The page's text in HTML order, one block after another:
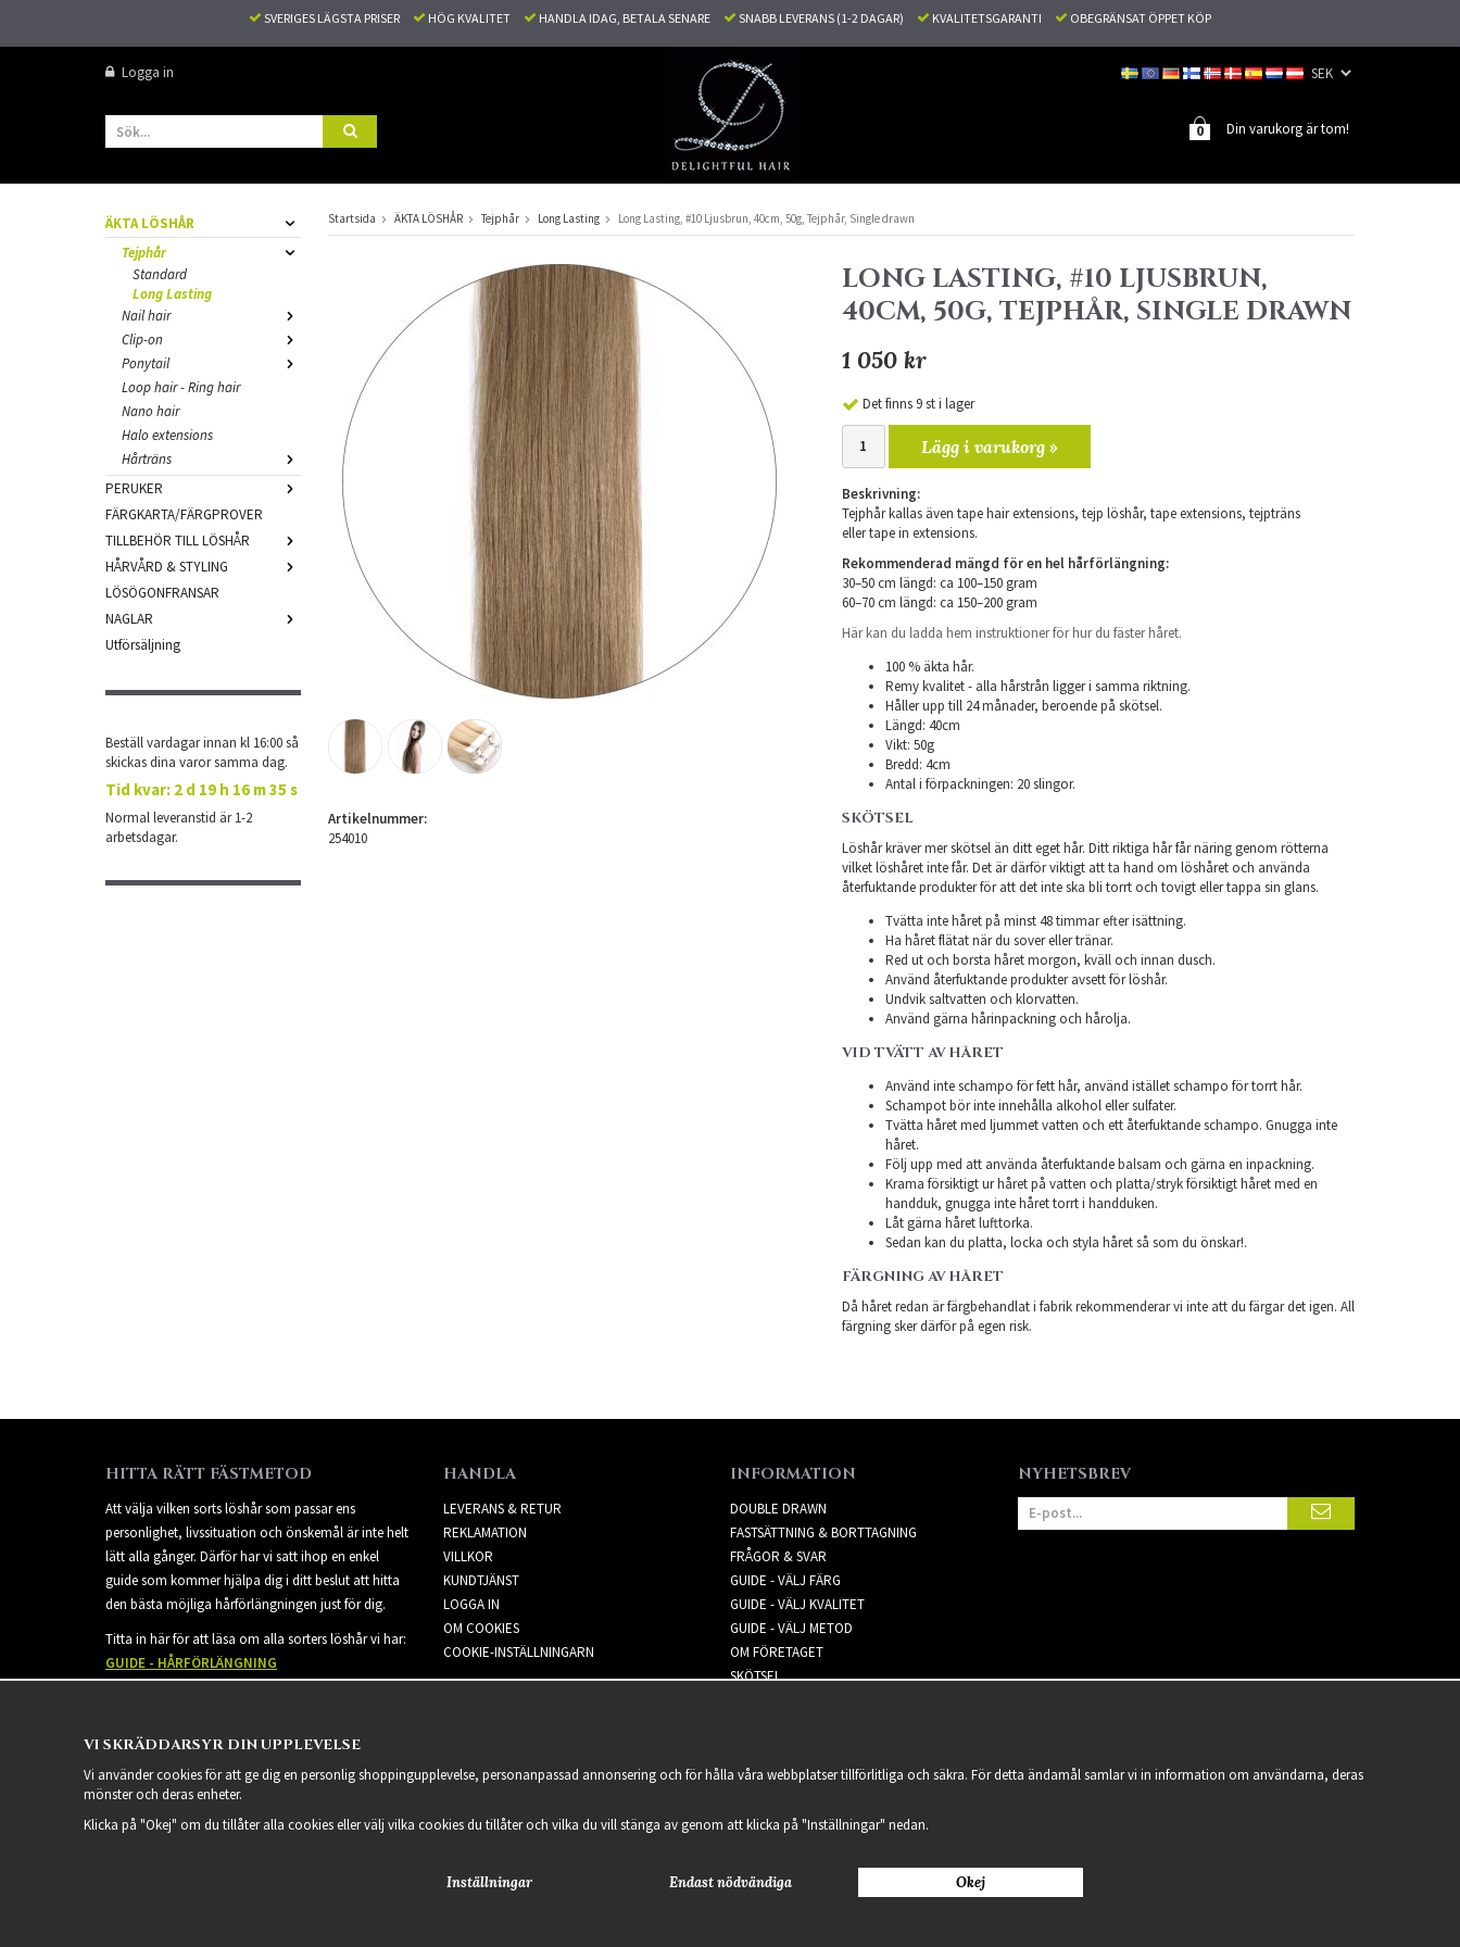
SVERIGES LÄGSTA PRISER HÖG KVALITET HANDLA IDAG, BETALA SENARE SNABB LEVERANS (1-2 DAGAR) KVALITETSGARANTI OBEGRÄNSAT ÖPPET KÖP
Logga in
Din varukorg är tom!
0
ÄKTA LÖSHÅR
Tejphår
Standard
Long Lasting
Nail hair
Clip-on
Ponytail
Loop hair - Ring hair
Nano hair
Halo extensions
Hårträns
PERUKER
FÄRGKARTA/FÄRGPROVER
TILLBEHÖR TILL LÖSHÅR
HÅRVÅRD & STYLING
LÖSÖGONFRANSAR
NAGLAR
Utförsäljning
Beställ vardagar innan kl 16:00 så
skickas dina varor samma dag.
Tid kvar: 2 d 19 h 16 m 34 s
Normal leveranstid är 1-2
arbetsdagar.
Startsida ÄKTA LÖSHÅR Tejphår Long Lasting Long Lasting, #10 Ljusbrun, 40cm, 50g, Tejphår, Single drawn
LONG LASTING, #10 LJUSBRUN,
40CM, 50G, TEJPHÅR, SINGLE DRAWN
1 050 kr
Det finns 9 st i lager
Lägg i varukorg »
Beskrivning:
Tejphår kallas även tape hair extensions, tejp löshår, tape extensions, tejpträns
eller tape in extensions.
Rekommenderad mängd för en hel hårförlängning:
30–50 cm längd: ca 100–150 gram
60–70 cm längd: ca 150–200 gram
Här kan du ladda hem instruktioner för hur du fäster håret.
100 % äkta hår.
Remy kvalitet - alla hårstrån ligger i samma riktning.
Håller upp till 24 månader, beroende på skötsel.
Längd: 40cm
Vikt: 50g
Bredd: 4cm
Antal i förpackningen: 20 slingor.
SKÖTSEL
Löshår kräver mer skötsel än ditt eget hår. Ditt riktiga hår får näring genom rötterna
vilket löshåret inte får. Det är därför viktigt att ta hand om löshåret och använda
återfuktande produkter för att det inte ska bli torrt och tovigt eller tappa sin glans.
Tvätta inte håret på minst 48 timmar efter isättning.
Ha håret flätat när du sover eller tränar.
Red ut och borsta håret morgon, kväll och innan dusch.
Använd återfuktande produkter avsett för löshår.
Undvik saltvatten och klorvatten.
Använd gärna hårinpackning och hårolja.
VID TVÄTT AV HÅRET
Använd inte schampo för fett hår, använd istället schampo för torrt hår.
Schampot bör inte innehålla alkohol eller sulfater.
Tvätta håret med ljummet vatten och ett återfuktande schampo. Gnugga inte
håret.
Följ upp med att använda återfuktande balsam och gärna en inpackning.
Krama försiktigt ur håret på vatten och platta/stryk försiktigt håret med en
handduk, gnugga inte håret torrt i handduken.
Låt gärna håret lufttorka.
Sedan kan du platta, locka och styla håret så som du önskar!.
FÄRGNING AV HÅRET
Då håret redan är färgbehandlat i fabrik rekommenderar vi inte att du färgar det igen. All
färgning sker därför på egen risk.
Artikelnummer:
254010
HITTA RÄTT FÄSTMETOD
Att välja vilken sorts löshår som passar ens
personlighet, livssituation och önskemål är inte helt
lätt alla gånger. Därför har vi satt ihop en enkel
guide som kommer hjälpa dig i ditt beslut att hitta
den bästa möjliga hårförlängningen just för dig.
Titta in här för att läsa om alla sorters löshår vi har:
GUIDE - HÅRFÖRLÄNGNING
HANDLA
LEVERANS & RETUR
REKLAMATION
VILLKOR
KUNDTJÄNST
LOGGA IN
OM COOKIES
COOKIE-INSTÄLLNINGARN
INFORMATION
DOUBLE DRAWN
FASTSÄTTNING & BORTTAGNING
FRÅGOR & SVAR
GUIDE - VÄLJ FÄRG
GUIDE - VÄLJ KVALITET
GUIDE - VÄLJ METOD
OM FÖRETAGET
SKÖTSEL
NYHETSBREV
2021 Delightful Hair
VI SKRÄDDARSYR DIN UPPLEVELSE
Vi använder cookies för att ge dig en personlig shoppingupplevelse, personanpassad annonsering och för hålla våra webbplatser tillförlitliga och säkra. För detta ändamål samlar vi in information om användarna, deras
mönster och deras enheter.
Klicka på "Okej" om du tillåter alla cookies eller välj vilka cookies du tillåter och vilka du vill stänga av genom att klicka på "Inställningar" nedan.
Inställningar Endast nödvändiga Okej